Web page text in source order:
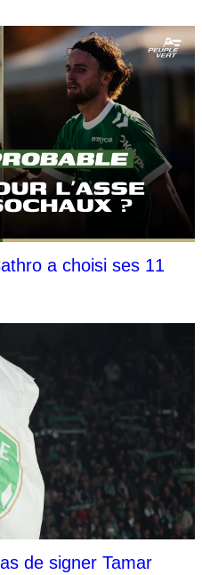
a choisi ses 11
de signer Tamar